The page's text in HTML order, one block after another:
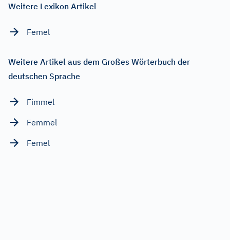
Weitere Lexikon Artikel
Femel
Weitere Artikel aus dem Großes Wörterbuch der
deutschen Sprache
Fimmel
Femmel
Femel